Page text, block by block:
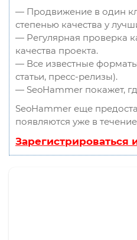
— Продвижение в один
степенью качества у
— Регулярная проверка
качества проекта.
— Все известные
статьи, пресс-релизы).
— SeoHammer покажет,
SeoHammer еще
появляются уже в